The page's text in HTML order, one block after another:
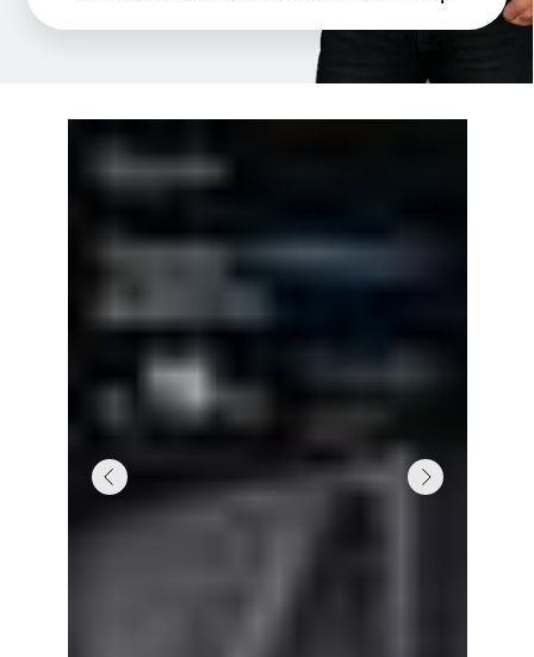
БОЛЕЕ 50 РЕШЕНИЙ ДЛЯ
ВСЕХ ТИПОВ ШТОР